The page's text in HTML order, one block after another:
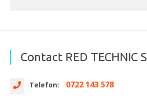
Contact RED TECHNIC
Telefon: 0722 143 578